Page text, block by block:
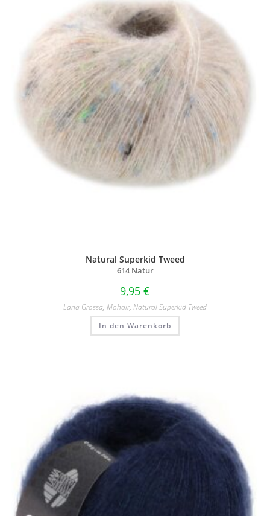
Natural Superkid Tweed
614 Natur
9,95 €
Lana Grossa, Mohair, Natural Superkid Tweed
In den Warenkorb